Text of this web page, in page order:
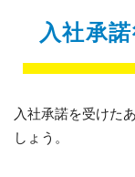
入社承
入社承諾を受けた
しょう。